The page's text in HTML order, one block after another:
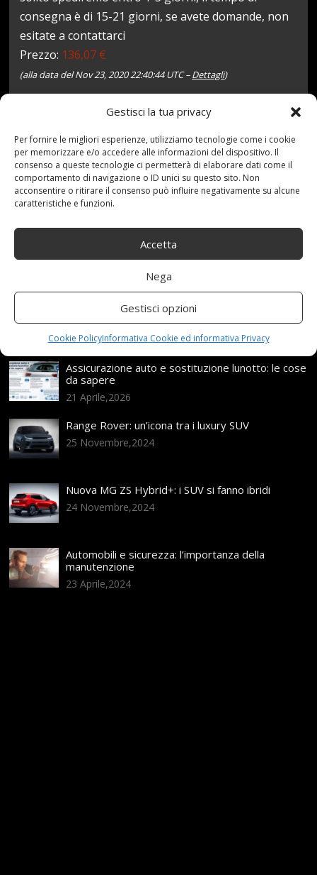
Gestisci la tua privacy
Per fornire le migliori esperienze, utilizziamo tecnologie come i cookie
per memorizzare e/o accedere alle informazioni del dispositivo. Il
consenso a queste tecnologie ci permetterà di elaborare dati come il
comportamento di navigazione o ID unici su questo sito. Non
acconsentire o ritirare il consenso può influire negativamente su alcune
caratteristiche e funzioni.
Accetta
Nega
Gestisci opzioni
Cookie PolicyInformativa Cookie ed informativa Privacy
consegna è di 15-21 giorni, se avete domande, non
esitate a contattarci
Prezzo: 136,07 €
(alla data del Nov 23, 2020 22:40:44 UTC –Dettagli)
23 Novembre 2020 redazione
Tag:
Auto,CATENA
dimensioni,Facile,Montare,Neve,ogni,Pneumatico,
Categories: Shop
Articoli recenti
Assicurazione auto e sostituzione lunotto: le cose
da sapere
21 Aprile,2026
Range Rover: un’icona tra i luxury SUV
25 Novembre,2024
Nuova MG ZS Hybrid+: i SUV si fanno ibridi
24 Novembre,2024
Automobili e sicurezza: l’importanza della
manutenzione
23 Aprile,2024